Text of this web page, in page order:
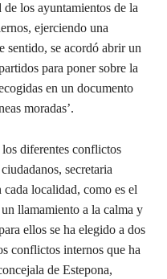
los ayuntamientos de la
ejerciendo una
sentido, se acordó abrir un
para poner sobre la
en un documento
moradas’.
diferentes conflictos
secretaria
cada localidad, como es el
llamamiento a la calma y
ellos se ha elegido a dos
conflictos internos que ha
de Estepona,